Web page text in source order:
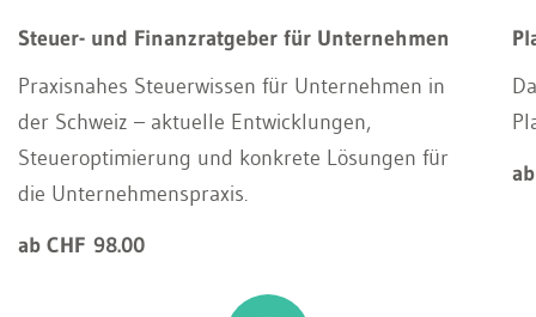
Steuer- und Finanzratgeber für Unternehmen
Praxisnahes Steuerwissen für Unternehmen in
der Schweiz – aktuelle Entwicklungen,
Steueroptimierung und konkrete Lösungen für
die Unternehmenspraxis.
ab CHF 98.00